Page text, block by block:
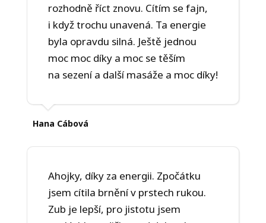
rozhodně říct znovu. Cítím se fajn,
i když trochu unavená. Ta energie
byla opravdu silná. Ještě jednou
moc moc díky a moc se těším
na sezení a další masáže a moc díky!
Hana Cábová
Ahojky, díky za energii. Zpočátku
jsem cítila brnění v prstech rukou.
Zub je lepší, pro jistotu jsem